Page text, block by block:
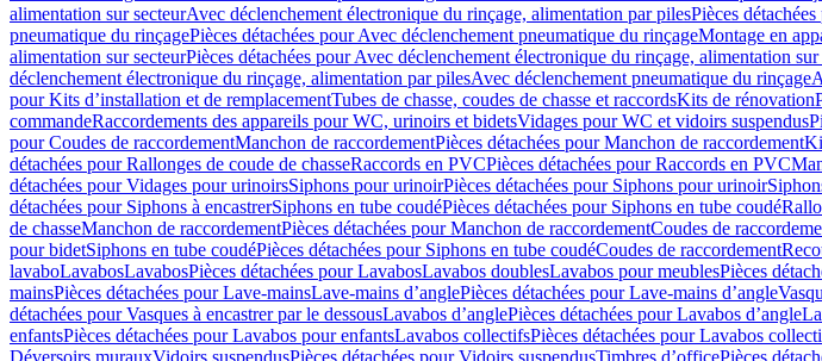
alimentation sur secteurAvec déclenchement électronique du rinçage, alimentation par pilesPièces
pneumatique du rinçagePièces détachées pour Avec déclenchement pneumatique du rinçageMontage en
alimentation sur secteurPièces détachées pour Avec déclenchement électronique du rinçage, alimentation sur
déclenchement électronique du rinçage, alimentation par pilesAvec déclenchement pneumatique du rinçage
pour Kits d’installation et de remplacementTubes de chasse, coudes de chasse et raccordsKits de rénovation
commandeRaccordements des appareils pour WC, urinoirs et bidetsVidages pour WC et vidoirs suspendus
pour Coudes de raccordementManchon de raccordementPièces détachées pour Manchon de raccordement
détachées pour Rallonges de coude de chasseRaccords en PVCPièces détachées pour Raccords en PVC
détachées pour Vidages pour urinoirsSiphons pour urinoirPièces détachées pour Siphons pour urinoir
détachées pour Siphons à encastrerSiphons en tube coudéPièces détachées pour Siphons en tube coudé
de chasseManchon de raccordementPièces détachées pour Manchon de raccordementCoudes de
pour bidetSiphons en tube coudéPièces détachées pour Siphons en tube coudéCoudes de raccordement
lavaboLavabosLavabosPièces détachées pour LavabosLavabos doublesLavabos pour meublesPièces
mainsPièces détachées pour Lave-mainsLave-mains d’anglePièces détachées pour Lave-mains d’angle
détachées pour Vasques à encastrer par le dessousLavabos d’anglePièces détachées pour Lavabos d’angle
enfantsPièces détachées pour Lavabos pour enfantsLavabos collectifsPièces détachées pour Lavabos
Déversoirs murauxVidoirs suspendusPièces détachées pour Vidoirs suspendusTimbres dʼofficePièces